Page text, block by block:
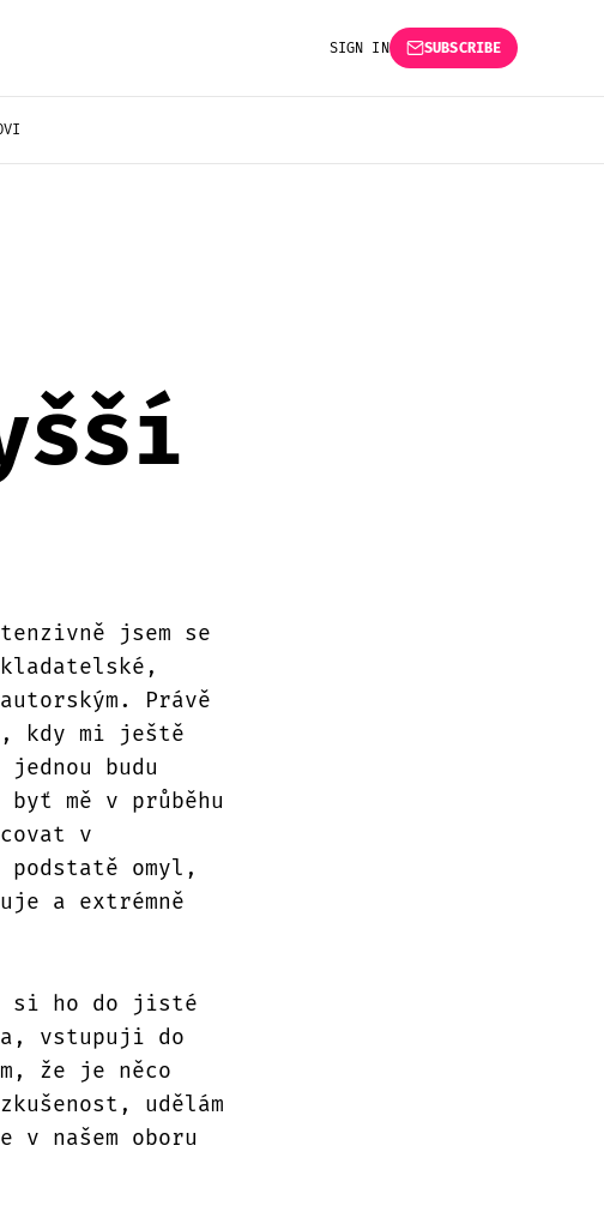
SIGN IN SUBSCRIBE
jsem se
Právě
kdy mi ještě
budu
mě v průběhu
v
omyl,
a extrémně
si ho do jisté
vstupuji do
že je něco
udělám
našem oboru